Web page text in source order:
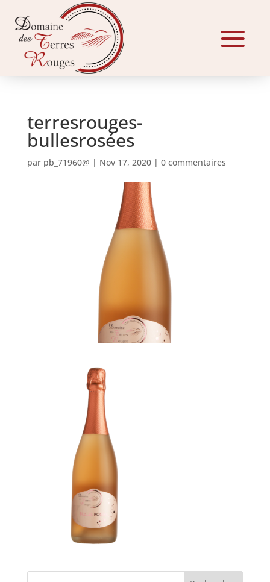
terresrouges-
bullesrosées
par pb_71960@ | Nov 17, 2020| 0 commentaires